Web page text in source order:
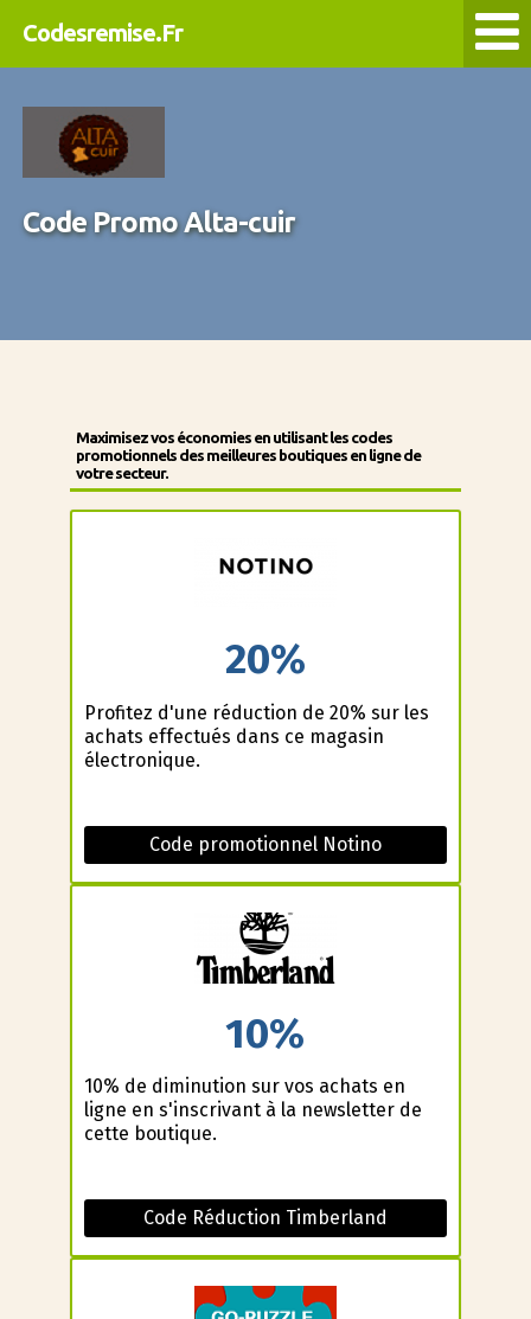
Codesremise.Fr
Code Promo Alta-cuir
Maximisez vos économies en utilisant les codes
promotionnels des meilleures boutiques en ligne de
votre secteur.
20%
Profitez d'une réduction de 20% sur les
achats effectués dans ce magasin
électronique.
Code promotionnel Notino
10%
10% de diminution sur vos achats en
ligne en s'inscrivant à la newsletter de
cette boutique.
Code Réduction Timberland